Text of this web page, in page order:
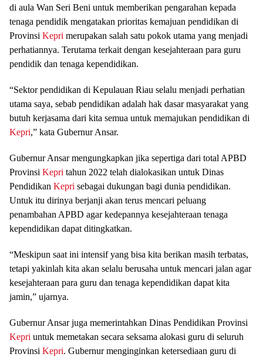
di aula Wan Seri Beni untuk memberikan pengarahan kepada
tenaga pendidik mengatakan prioritas kemajuan pendidikan di
Provinsi Kepri merupakan salah satu pokok utama yang menjadi
perhatiannya. Terutama terkait dengan kesejahteraan para guru
pendidik dan tenaga kependidikan.
“Sektor pendidikan di Kepulauan Riau selalu menjadi perhatian
utama saya, sebab pendidikan adalah hak dasar masyarakat yang
butuh kerjasama dari kita semua untuk memajukan pendidikan di
Kepri,” kata Gubernur Ansar.
Gubernur Ansar mengungkapkan jika sepertiga dari total APBD
Provinsi Kepri tahun 2022 telah dialokasikan untuk Dinas
Pendidikan Kepri sebagai dukungan bagi dunia pendidikan.
Untuk itu dirinya berjanji akan terus mencari peluang
penambahan APBD agar kedepannya kesejahteraan tenaga
kependidikan dapat ditingkatkan.
“Meskipun saat ini intensif yang bisa kita berikan masih terbatas,
tetapi yakinlah kita akan selalu berusaha untuk mencari jalan agar
kesejahteraan para guru dan tenaga kependidikan dapat kita
jamin,” ujarnya.
Gubernur Ansar juga memerintahkan Dinas Pendidikan Provinsi
Kepri untuk memetakan secara seksama alokasi guru di seluruh
Provinsi Kepri. Gubernur menginginkan ketersediaan guru di